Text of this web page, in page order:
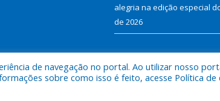
alegria na edição especial
de 2026
de navegação no portal. Ao utilizar nosso
sobre como isso é feito, acesse Política de